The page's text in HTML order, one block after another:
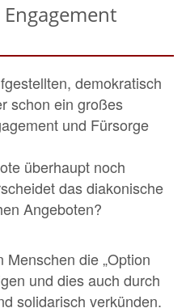
demokratisch
schon ein großes
und Fürsorge
überhaupt noch
das diakonische
Angeboten?
die „Option
und dies auch durch
solidarisch verkünden.